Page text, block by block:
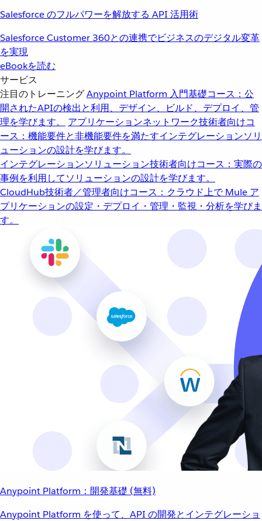
Salesforce のフルパワーを解放する API 活用術
Salesforce Customer 360との連携でビジネスのデジタル変革
を実現
eBookを読む
サービス
注目のトレーニングAnypoint Platform 入門基礎コース：公
開されたAPIの検出と利用、デザイン、ビルド、デプロイ、管
理を学びます。
アプリケーションネットワーク技術者向けコ
ース：機能要件と非機能要件を満たすインテグレーションソリ
ューションの設計を学びます。
インテグレーションソリューション技術者向けコース：実際の
事例を利用してソリューションの設計を学びます。
CloudHub技術者／管理者向けコース：クラウド上で Mule ア
プリケーションの設定・デプロイ・管理・監視・分析を学びま
す。
Anypoint Platform：開発基礎 (無料)
Anypoint Platform を使って、API の開発とインテグレーショ